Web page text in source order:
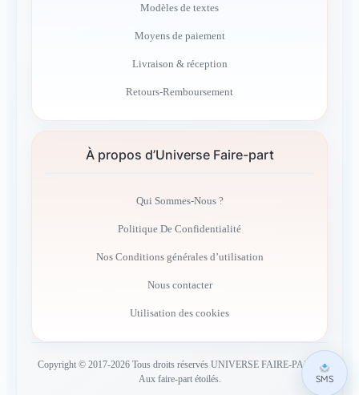
Modèles de textes
Moyens de paiement
Livraison & réception
Retours-Remboursement
À propos d’Universe Faire-part
Qui Sommes-Nous ?
Politique De Confidentialité
Nos Conditions générales d’utilisation
Nous contacter
Utilisation des cookies
Copyright © 2017-2026 Tous droits réservés UNIVERSE FAIRE-PART –
Aux faire-part étoilés.
SMS